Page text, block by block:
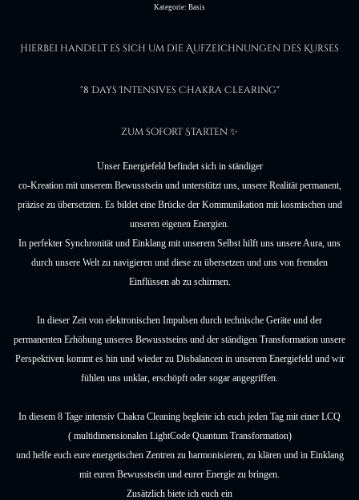
Kategorie: Basis
Hierbei handelt es sich um die Aufzeichnungen des Kurses
"8 Days Intensives Chakra Clearing"
zum sofort Starten ✨
Unser Energiefeld befindet sich in ständiger
co-Kreation mit unserem Bewusstsein und unterstützt uns, unsere Realität permanent,
präzise zu übersetzten. Es bildet eine Brücke der Kommunikation mit kosmischen und
unseren eigenen Energien.
In perfekter Synchronität und Einklang mit unserem Selbst hilft uns unsere Aura, uns
durch unsere Welt zu navigieren und diese zu übersetzen und uns von fremden
Einflüssen ab zu schirmen.
In dieser Zeit von elektronischen Impulsen durch technische Geräte und der
permanenten Erhöhung unseres Bewusstseins und der ständigen Transformation unsere
Perspektiven kommt es hin und wieder zu Disbalancen in unserem Energiefeld und wir
fühlen uns unklar, erschöpft oder sogar angegriffen.
In diesem 8 Tage intensiv Chakra Cleaning begleite ich euch jeden Tag mit einer LCQ
( multidimensionalen LightCode Quantum Transformation)
und helfe euch eure energetischen Zentren zu harmonisieren, zu klären und in Einklang
mit euren Bewusstsein und eurer Energie zu bringen.
Zusätzlich biete ich euch ein